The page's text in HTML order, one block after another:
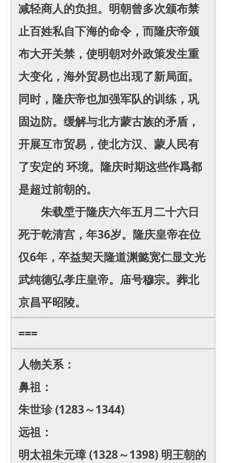
减轻商人的负担。明朝曾多次颁布禁
止百姓私自下海的命令，而隆庆帝颁
布大开关禁，使明朝对外政策发生重
大变化，海外贸易也出现了新局面。
同时，隆庆帝也加强军队的训练，巩
固边防。缓解与北方蒙古族的矛盾，
开展互市贸易，使北方汉、蒙人民有
了安定的 环境。隆庆时期这些作爲都
是超过前朝的。
朱载垕于隆庆六年五月二十六日
死于乾清宫，年36岁。隆庆皇帝在位
仅6年，卒益契天隆道渊懿宽仁显文光
武纯德弘孝庄皇帝。庙号穆宗。葬北
京昌平昭陵。
===
人物关系：
鼻祖：
朱世珍 (1283～1344)
远祖：
明太祖朱元璋 (1328～1398) 明王朝的